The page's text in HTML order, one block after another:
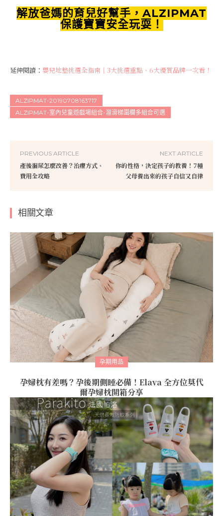
解放爸媽的育兒好幫手，ALZIPMAT
保護寶寶安全玩耍！
延伸閱讀： 嬰兒地墊挑選全指南｜3大挑選重點、6大優質品牌一次看！
ALZIPMAT-20190708163717
ALZIPMAT-室內兒童遊戲場組合-溜滑梯圍欄多組合可選
PREVIOUS ARTICLE
產後漏尿怎麼改善？治療方式、
費用全攻略
NEXT ARTICLE
你的性格，決定孩子的教養！7種
父母養出來的孩子自信又自律
相關文章
孕期用品
孕婦枕有差嗎？孕後期側睡必備！Elava 全方位莫代
爾孕婦枕開箱分享